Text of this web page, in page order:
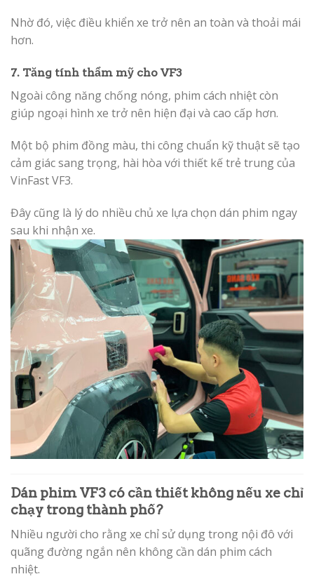
Nhờ đó, việc điều khiển xe trở nên an toàn và thoải mái
hơn.
7. Tăng tính thẩm mỹ cho VF3
Ngoài công năng chống nóng, phim cách nhiệt còn
giúp ngoại hình xe trở nên hiện đại và cao cấp hơn.
Một bộ phim đồng màu, thi công chuẩn kỹ thuật sẽ tạo
cảm giác sang trọng, hài hòa với thiết kế trẻ trung của
VinFast VF3.
Đây cũng là lý do nhiều chủ xe lựa chọn dán phim ngay
sau khi nhận xe.
Dán phim VF3 có cần thiết không nếu xe chỉ
chạy trong thành phố?
Nhiều người cho rằng xe chỉ sử dụng trong nội đô với
quãng đường ngắn nên không cần dán phim cách
nhiệt.